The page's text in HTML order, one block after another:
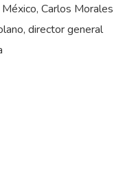
Carlos Morales
director general